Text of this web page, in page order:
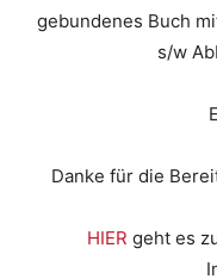
gebundenes Buch
s/w
Danke für die
HIER geht es